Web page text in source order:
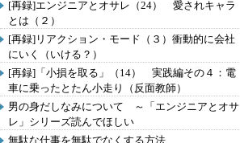
[再録]エンジニアとオサレ（24） 愛されキャラ
とは（２）
[再録]リアクション・モード（３）衝動的に会社
にいく（いける？）
[再録]「小損を取る」（14） 実践編その４：電
車に乗ったとたん小走り（反面教師）
男の身だしなみについて ～「エンジニアとオサ
レ」シリーズ読んでほしい
無駄な仕事を無駄でなくする方法